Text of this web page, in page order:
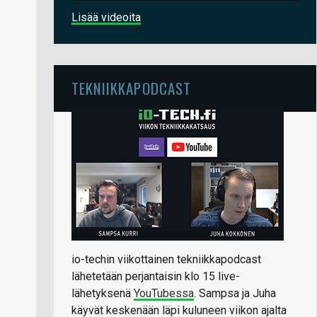
Lisää videoita
TEKNIIKKAPODCAST
io-techin viikottainen tekniikkapodcast
lähetetään perjantaisin klo 15 live-
lähetyksenä YouTubessa. Sampsa ja Juha
käyvät keskenään läpi kuluneen viikon ajalta